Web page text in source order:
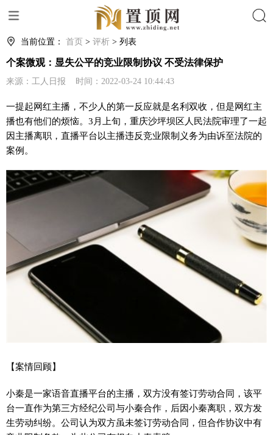
当前位置： 首页 > 评析 > 列表
个案微观：显失公平的竞业限制协议 不受法律保护
来源：工人日报 时间：2022-03-24 10:44:43
一提起网红主播，不少人的第一反应就是名利双收，但是网红主
播也有他们的烦恼。3月上旬，重庆沙坪坝区人民法院审理了一起
因主播离职，直播平台以主播违反竞业限制义务为由诉至法院的
案例。
【案情回顾】
小秦是一家语音直播平台的主播，双方没有签订劳动合同，该平
台一直作为第三方经纪公司与小秦合作，后因小秦离职，双方发
生劳动纠纷。公司认为双方虽未签订劳动合同，但合作协议中有